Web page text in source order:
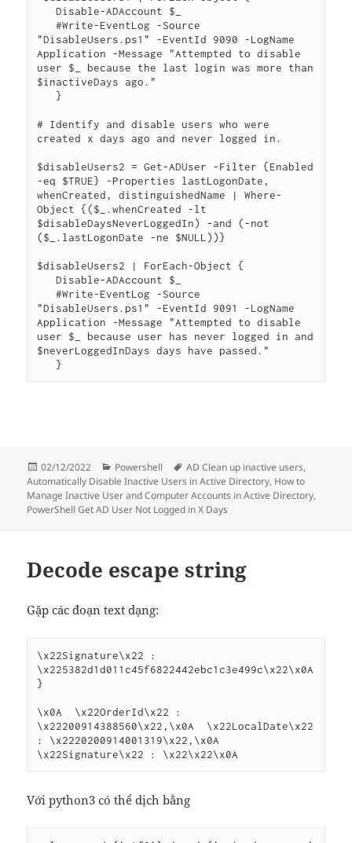
   Disable-ADAccount $_
   #Write-EventLog -Source
"DisableUsers.ps1" -EventId 9090 -LogName
Application -Message "Attempted to disable
user $_ because the last login was more than
$inactiveDays ago."
   }
# Identify and disable users who were
created x days ago and never logged in.
$disableUsers2 = Get-ADUser -Filter {Enabled
-eq $TRUE} -Properties lastLogonDate,
whenCreated, distinguishedName | Where-
Object {($_.whenCreated -lt
$disableDaysNeverLoggedIn) -and (-not
($_.lastLogonDate -ne $NULL))}
$disableUsers2 | ForEach-Object {
   Disable-ADAccount $_
   #Write-EventLog -Source
"DisableUsers.ps1" -EventId 9091 -LogName
Application -Message "Attempted to disable
user $_ because user has never logged in and
$neverLoggedInDays days have passed."
   }
Đăng
vào
ngày
02/12/2022
Danh
mục
Powershell Thẻ
AD Clean up inactive users,
Automatically Disable Inactive Users in Active Directory, How to
Manage Inactive User and Computer Accounts in Active Directory,
PowerShell Get AD User Not Logged in X Days
Decode escape string
Gặp các đoạn text dạng:
\x22Signature\x22 :
\x225382d1d011c45f6822442ebc1c3e499c\x22\x0A
}
\x0A  \x22OrderId\x22 :
\x22200914388560\x22,\x0A  \x22LocalDate\x22
: \x2220200914001319\x22,\x0A
\x22Signature\x22 : \x22\x22\x0A
Với python3 có thể dịch bằng